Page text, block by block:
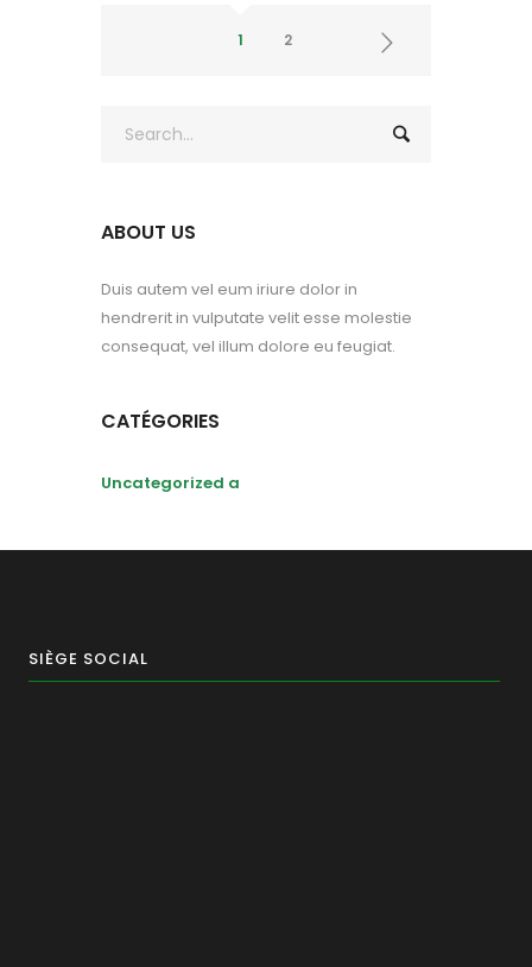
1 2
ABOUT US
Duis autem vel eum iriure dolor in
hendrerit in vulputate velit esse molestie
consequat, vel illum dolore eu feugiat.
CATÉGORIES
Uncategorized a
SIÈGE SOCIAL